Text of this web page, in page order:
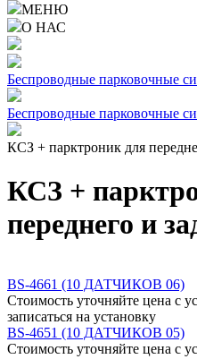
МЕНЮ
О НАС
Беспроводные парковочные
Беспроводные парковочные
КСЗ + парктроник для
КСЗ +
переднего и
BS-4661 (10 ДАТЧИКОВ 06)
Стоимость уточняйте цена с
записаться на установку
BS-4651 (10 ДАТЧИКОВ 05)
Стоимость уточняйте цена с